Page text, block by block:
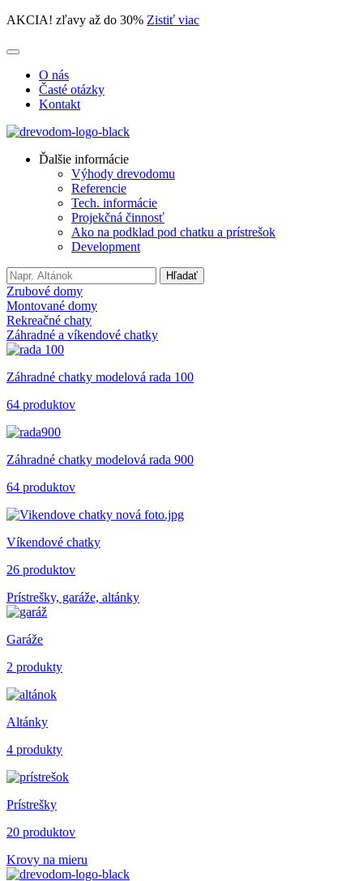
AKCIA! zľavy až do 30% Zistiť viac
O nás
Časté otázky
Kontakt
Ďalšie informácie
Výhody drevodomu
Referencie
Tech. informácie
Projekčná činnosť
Ako na podklad pod chatku a prístrešok
Development
Search
for:
Hľadať
Zrubové domy
Montované domy
Rekreačné chaty
Záhradné a víkendové chatky
Záhradné chatky modelová rada 100
64 produktov
Záhradné chatky modelová rada 900
64 produktov
Víkendové chatky
26 produktov
Prístrešky, garáže, altánky
Garáže
2 produkty
Altánky
4 produkty
Prístrešky
20 produktov
Krovy na mieru